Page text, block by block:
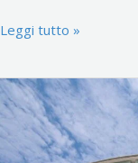
Leggi tutto »
Il
Palacongressi
di
Rimini